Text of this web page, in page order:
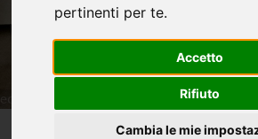
pertinenti per te.
Accetto
Rifiuto
Cambia le mie